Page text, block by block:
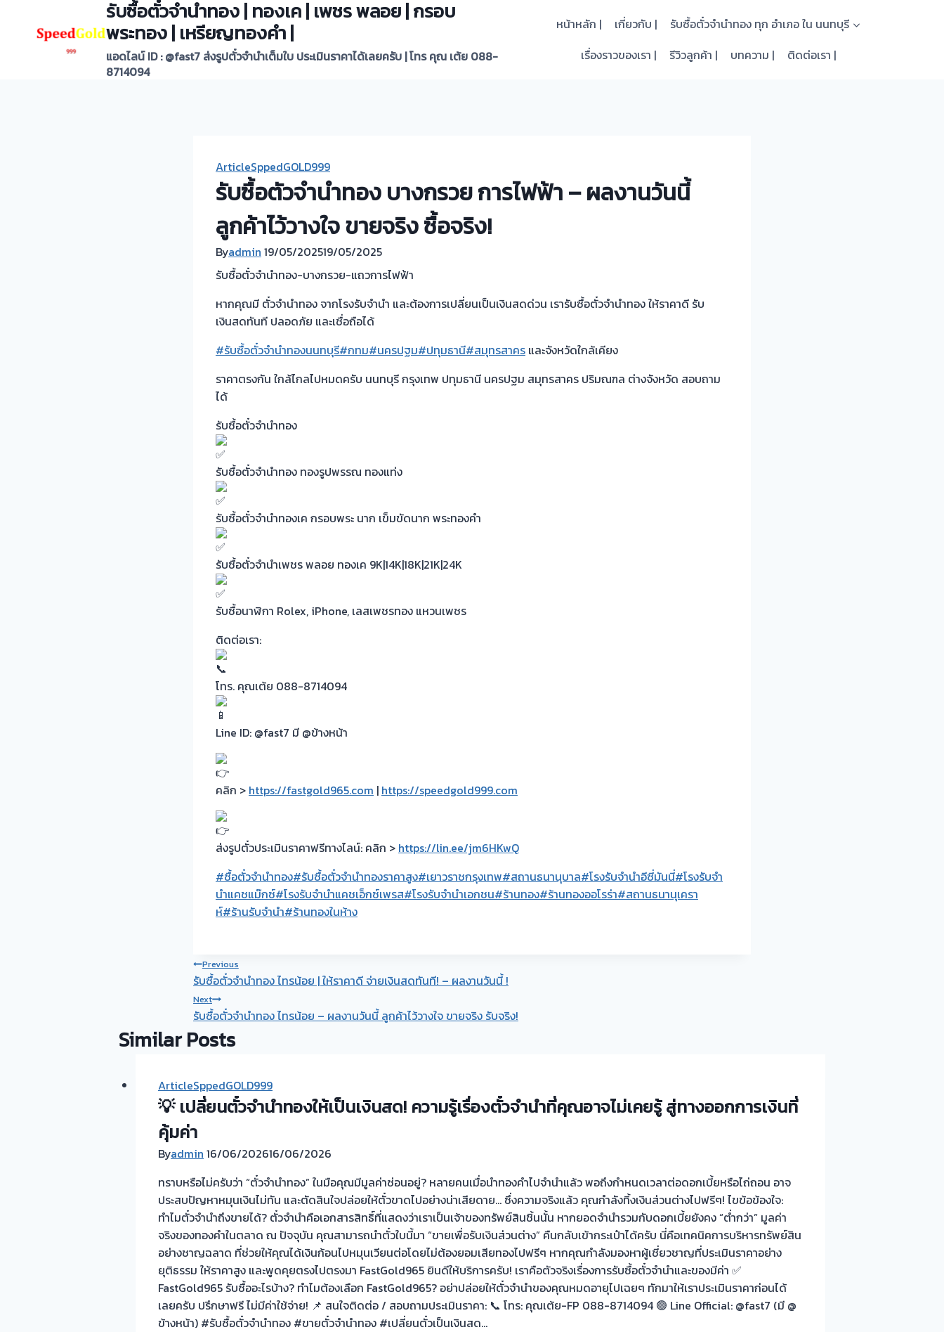
content
รับซื้อตั๋วจำนำทอง | ทองเค | เพชร พลอย | กรอบ
พระทอง | เหรียญทองคำ |
แอดไลน์ ID : @fast7 ส่งรูปตั๋วจำนำเต็มใบ ประเมินราคาได้เลยครับ | โทร คุณ เต้ย 088-
8714094
หน้าหลัก | เกี่ยวกับ |
รับซื้อตั๋วจำนำทอง ทุก อำเภอ ใน นนทบุรี
เรื่องราวของเรา |
รีวิวลูกค้า | บทความ | ติดต่อเรา |
ArticleSppedGOLD999
รับซื้อตัวจำนำทอง บางกรวย การไฟฟ้า – ผลงานวันนี้
ลูกค้าไว้วางใจ ขายจริง ซื้อจริง!
Byadmin 19/05/202519/05/2025
รับซื้อตั๋วจำนำทอง-บางกรวย-แถวการไฟฟ้า
หากคุณมี ตั๋วจำนำทอง จากโรงรับจำนำ และต้องการเปลี่ยนเป็นเงินสดด่วน เรารับซื้อตั๋วจำนำทองให้ราคาดี รับ
เงินสดทันที ปลอดภัย และเชื่อถือได้
#รับซื้อตั๋วจำนำทองนนทบุรี#กทม#นครปฐม#ปทุมธานี#สมุทรสาคร และจังหวัดใกล้เคียง
ราคาตรงกัน ใกล้ไกลไปหมดครับ นนทบุรี กรุงเทพ ปทุมธานี นครปฐม สมุทรสาคร ปริมณฑล ต่างจังหวัด สอบถาม
ได้
รับซื้อตั๋วจำนำทอง
รับซื้อตั๋วจำนำทอง ทองรูปพรรณ ทองแท่ง
รับซื้อตั๋วจำนำทองเค กรอบพระ นาก เข็มขัดนาก พระทองคำ
รับซื้อตั๋วจำนำเพชร พลอย ทองเค 9K|14K|18K|21K|24K
รับซื้อนาฬิกา Rolex, iPhone, เลสเพชรทอง แหวนเพชร
ติดต่อเรา:
โทร. คุณเต้ย 088-8714094
Line ID: @fast7 มี @ข้างหน้า
คลิก > https://fastgold965.com | https://speedgold999.com
ส่งรูปตั๋วประเมินราคาฟรีทางไลน์: คลิก > https://lin.ee/jm6HKwQ
#ซื้อตั๋วจำนำทอง#รับซื้อตั๋วจำนำทองราคาสูง#เยาวราชกรุงเทพ#สถานธนานุบาล#โรงรับจำนำอีซี่มันนี่#โรงรับจำ
นำแคชแม๊กซ์#โรงรับจำนำแคชเอ็กซ์เพรส#โรงรับจำนำเอกชน#ร้านทอง#ร้านทองออโรร่า#สถานธนานุเครา
ห์#ร้านรับจำนำ#ร้านทองในห้าง
Post
navigation
Previous
รับซื้อตั๋วจำนำทอง ไทรน้อย | ให้ราคาดี จ่ายเงินสดทันที! – ผลงานวันนี้ !
Next
รับซื้อตั๋วจำนำทอง ไทรน้อย – ผลงานวันนี้ ลูกค้าไว้วางใจ ขายจริง รับจริง!
Similar Posts
ArticleSppedGOLD999
💡 เปลี่ยนตั๋วจำนำทองให้เป็นเงินสด! ความรู้เรื่องตั๋วจำนำที่คุณอาจไม่เคยรู้ สู่ทางออกการเงินที่
คุ้มค่า
Byadmin 16/06/202616/06/2026
ทราบหรือไม่ครับว่า “ตั๋วจำนำทอง” ในมือคุณมีมูลค่าซ่อนอยู่? หลายคนเมื่อนำทองคำไปจำนำแล้ว พอถึงกำหนดเวลาต่อดอกเบี้ยหรือไถ่ถอน อาจ
ประสบปัญหาหมุนเงินไม่ทัน และตัดสินใจปล่อยให้ตั๋วขาดไปอย่างน่าเสียดาย… ซึ่งความจริงแล้ว คุณกำลังทิ้งเงินส่วนต่างไปฟรีๆ! ไขข้อข้องใจ:
ทำไมตั๋วจำนำถึงขายได้? ตั๋วจำนำคือเอกสารสิทธิ์ที่แสดงว่าเราเป็นเจ้าของทรัพย์สินชิ้นนั้น หากยอดจำนำรวมกับดอกเบี้ยยังคง “ต่ำกว่า” มูลค่า
จริงของทองคำในตลาด ณ ปัจจุบัน คุณสามารถนำตั๋วใบนี้มา “ขายเพื่อรับเงินส่วนต่าง” คืนกลับเข้ากระเป๋าได้ครับ นี่คือเทคนิคการบริหารทรัพย์สิน
อย่างชาญฉลาด ที่ช่วยให้คุณได้เงินก้อนไปหมุนเวียนต่อโดยไม่ต้องยอมเสียทองไปฟรีๆ หากคุณกำลังมองหาผู้เชี่ยวชาญที่ประเมินราคาอย่าง
ยุติธรรม ให้ราคาสูง และพูดคุยตรงไปตรงมา FastGold965 ยินดีให้บริการครับ! เราคือตัวจริงเรื่องการรับซื้อตั๋วจำนำและของมีค่า ✅
FastGold965 รับซื้ออะไรบ้าง? ทำไมต้องเลือก FastGold965? อย่าปล่อยให้ตั๋วจำนำของคุณหมดอายุไปเฉยๆ ทักมาให้เราประเมินราคาก่อนได้
เลยครับ ปรึกษาฟรี ไม่มีค่าใช้จ่าย! 📌 สนใจติดต่อ / สอบถามประเมินราคา: 📞 โทร: คุณเต้ย-FP 088-8714094 🟢 Line Official: @fast7 (มี @
ข้างหน้า) #รับซื้อตั๋วจำนำทอง #ขายตั๋วจำนำทอง #เปลี่ยนตั๋วเป็นเงินสด…